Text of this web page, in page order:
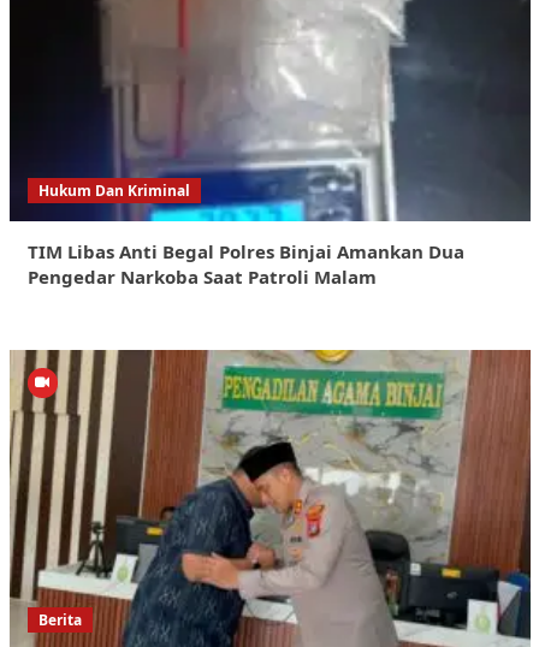
Hukum Dan Kriminal
TIM Libas Anti Begal Polres Binjai Amankan Dua
Pengedar Narkoba Saat Patroli Malam
Berita